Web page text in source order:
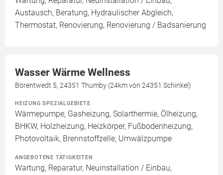
Austausch, Beratung, Hydraulischer Abgleich,
Thermostat, Renovierung, Renovierung / Badsanierung
Wasser Wärme Wellness
Börentwedt 5, 24351 Thumby (24km von 24351 Schinkel)
HEIZUNG SPEZIALGEBIETE
Wärmepumpe, Gasheizung, Solarthermie, Ölheizung,
BHKW, Holzheizung, Heizkörper, Fußbodenheizung,
Photovoltaik, Brennstoffzelle, Umwälzpumpe
ANGEBOTENE TÄTIGKEITEN
Wartung, Reparatur, Neuinstallation / Einbau,